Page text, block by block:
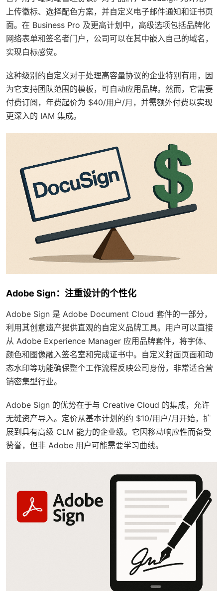
上传徽标、选择配色方案，并自定义电子邮件通知和证书页
面。在 Business Pro 及更高计划中，高级选项包括品牌化
网络表单和签名者门户，公司可以在其中嵌入自己的域名，
实现白标感觉。
这种级别的自定义对于处理高容量协议的企业特别有用，因
为它支持团队范围的模板，可自动应用品牌。然而，它需要
付费订阅，年费起价为 $40/用户/月，并需额外付费以实现
更深入的 IAM 集成。
Adobe Sign：注重设计的个性化
Adobe Sign 是 Adobe Document Cloud 套件的一部分，
利用其创意遗产提供直观的自定义品牌工具。用户可以直接
从 Adobe Experience Manager 应用品牌套件，将字体、
颜色和图像融入签名室和完成证书中。自定义封面页面和动
态水印等功能确保整个工作流程反映公司身份，非常适合营
销密集型行业。
Adobe Sign 的优势在于与 Creative Cloud 的集成，允许
无缝资产导入。定价从基本计划的约 $10/用户/月开始，扩
展到具有高级 CLM 能力的企业级。它因移动响应性而备受
赞誉，但非 Adobe 用户可能需要学习曲线。